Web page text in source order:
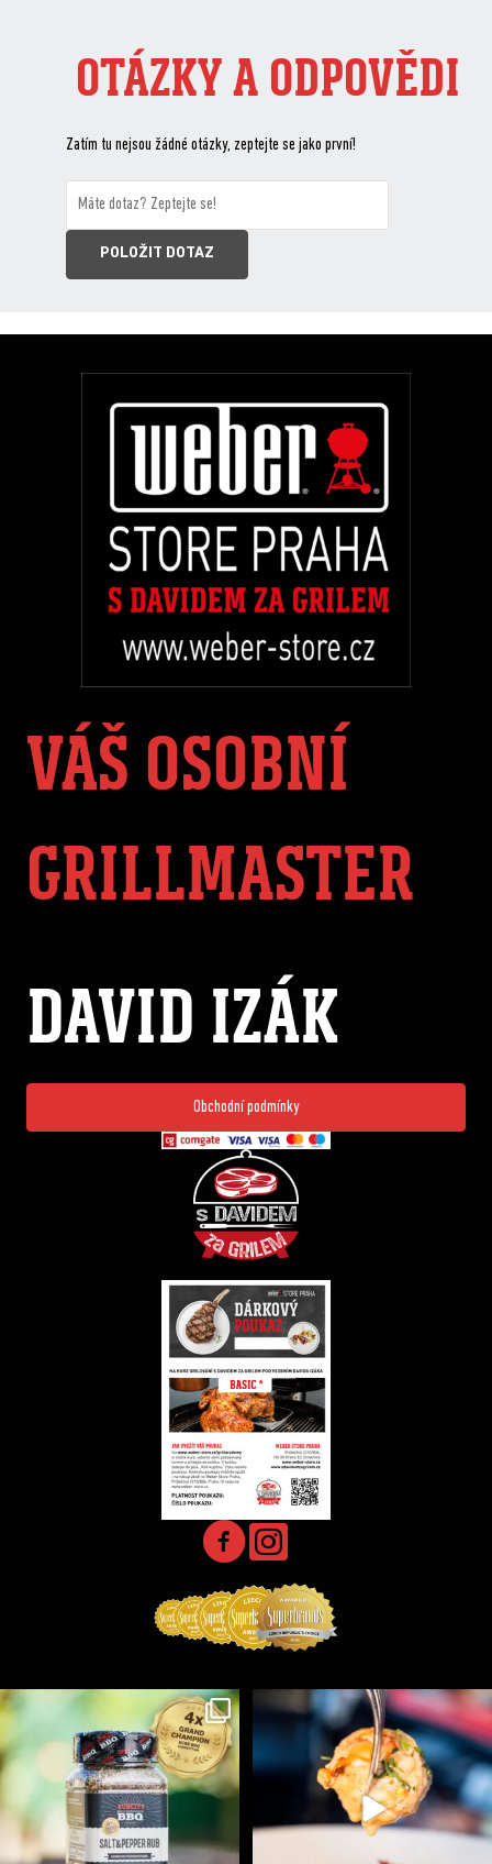
OTÁZKY A ODPOVĚDI
Zatím tu nejsou žádné otázky, zeptejte se jako první!
VÁŠ OSOBNÍ
GRILLMASTER
DAVID IZÁK
Obchodní podmínky
Koření Suncity – autentická BBQ chuť u vás doma!...
1 0
Spoustu podobných triků, které vám usnadní nejenom...
9 0